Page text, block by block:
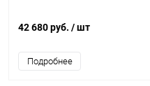
42 680 руб. / шт
Подробнее